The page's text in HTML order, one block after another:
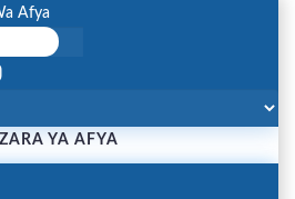
Afya
YA AFYA